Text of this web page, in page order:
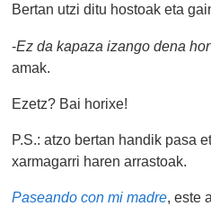
Bertan utzi ditu hostoak eta
-Ez da kapaza izango dena
amak.
Ezetz? Bai horixe!
P.S.: atzo bertan handik pasa
xarmagarri haren arrastoak.
Paseando con mi madre, este